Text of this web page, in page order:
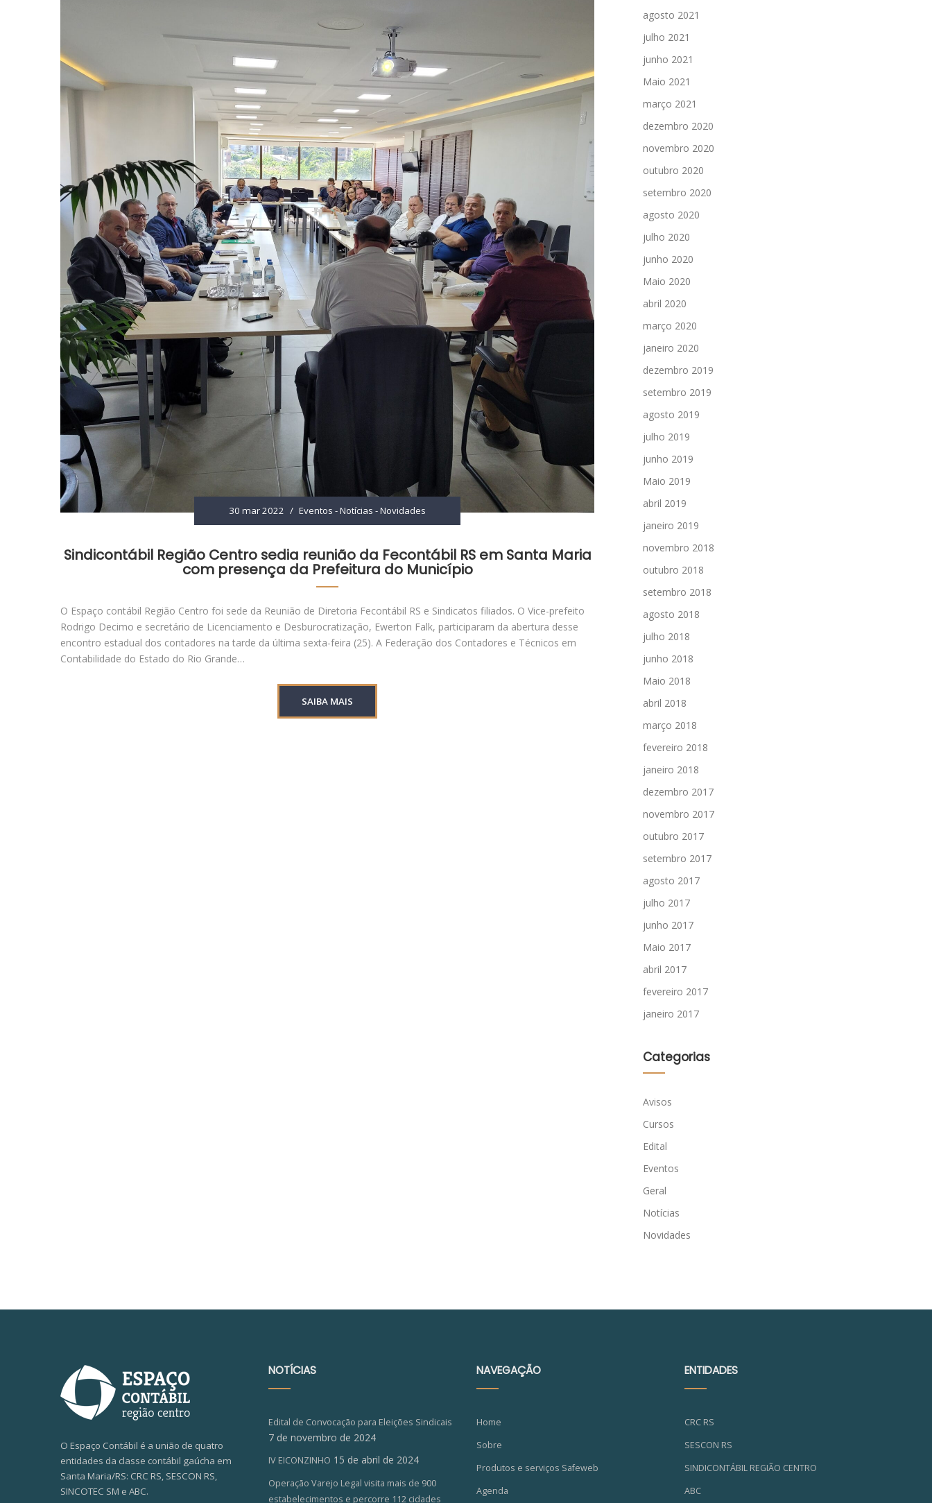
30 mar 2022 / Eventos -Notícias -Novidades
Sindicontábil Região Centro sedia reunião da Fecontábil RS em Santa Maria
com presença da Prefeitura do Município
O Espaço contábil Região Centro foi sede da Reunião de Diretoria Fecontábil RS e Sindicatos filiados. O Vice-prefeito
Rodrigo Decimo e secretário de Licenciamento e Desburocratização, Ewerton Falk, participaram da abertura desse
encontro estadual dos contadores na tarde da última sexta-feira (25). A Federação dos Contadores e Técnicos em
Contabilidade do Estado do Rio Grande…
SAIBA MAIS
agosto 2021
julho 2021
junho 2021
Maio 2021
março 2021
dezembro 2020
novembro 2020
outubro 2020
setembro 2020
agosto 2020
julho 2020
junho 2020
Maio 2020
abril 2020
março 2020
janeiro 2020
dezembro 2019
setembro 2019
agosto 2019
julho 2019
junho 2019
Maio 2019
abril 2019
janeiro 2019
novembro 2018
outubro 2018
setembro 2018
agosto 2018
julho 2018
junho 2018
Maio 2018
abril 2018
março 2018
fevereiro 2018
janeiro 2018
dezembro 2017
novembro 2017
outubro 2017
setembro 2017
agosto 2017
julho 2017
junho 2017
Maio 2017
abril 2017
fevereiro 2017
janeiro 2017
Categorias
Avisos
Cursos
Edital
Eventos
Geral
Notícias
Novidades
O Espaço Contábil é a união de quatro
entidades da classe contábil gaúcha em
Santa Maria/RS: CRC RS, SESCON RS,
SINCOTEC SM e ABC.
NOTÍCIAS
Edital de Convocação para Eleições Sindicais
7 de novembro de 2024
IV EICONZINHO 15 de abril de 2024
Operação Varejo Legal visita mais de 900
estabelecimentos e percorre 112 cidades
NAVEGAÇÃO
Home
Sobre
Produtos e serviços Safeweb
Agenda
ENTIDADES
CRC RS
SESCON RS
SINDICONTÁBIL REGIÃO CENTRO
ABC